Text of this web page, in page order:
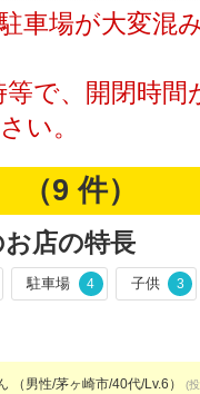
場が大変混
で、開閉時間
い。
（9 件）
店の特長
駐車場 4 子供 3
（男性/茅ヶ崎市/40代/Lv.6） (